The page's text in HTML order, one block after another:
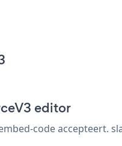
editor
code accepteert.